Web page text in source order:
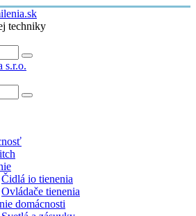
techniky
Čidlá io tienenia
Ovládače tienenia
domácnosti